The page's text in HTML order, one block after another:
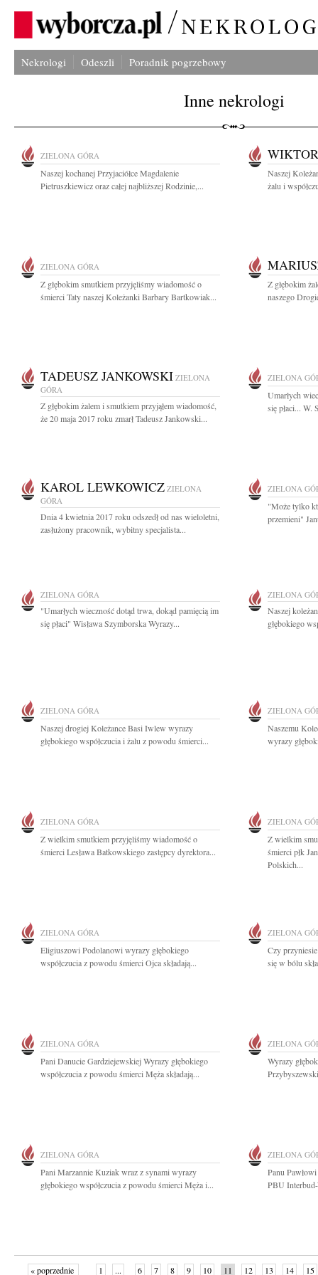
Nekrologi Odeszli Poradnik pogrzebowy
Inne nekrologi
ZIELONA GÓRA
Naszej kochanej Przyjaciółce Magdalenie
Pietruszkiewicz oraz całej najbliższej Rodzinie,...
Naszej
żalu i
ZIELONA GÓRA
Z głębokim smutkiem przyjęliśmy wiadomość o
śmierci Taty naszej Koleżanki Barbary Bartkowiak...
Z głębokim
naszego
TADEUSZ JANKOWSKI ZIELONA
GÓRA
Z głębokim żalem i smutkiem przyjąłem wiadomość,
że 20 maja 2017 roku zmarł Tadeusz Jankowski...
ZIELONA
Umarłych
się płaci... W.
KAROL LEWKOWICZ ZIELONA
GÓRA
Dnia 4 kwietnia 2017 roku odszedł od nas wieloletni,
zasłużony pracownik, wybitny specjalista...
ZIELONA
"Może tylko
przemieni"
ZIELONA GÓRA
"Umarłych wieczność dotąd trwa, dokąd pamięcią im
się płaci" Wisława Szymborska Wyrazy...
ZIELONA
Naszej
głębokiego
ZIELONA GÓRA
Naszej drogiej Koleżance Basi Iwlew wyrazy
głębokiego współczucia i żalu z powodu śmierci...
ZIELONA
Naszemu
wyrazy
ZIELONA GÓRA
Z wielkim smutkiem przyjęliśmy wiadomość o
śmierci Lesława Batkowskiego zastępcy dyrektora...
ZIELONA
Z wielkim
śmierci płk
Polskich...
ZIELONA GÓRA
Eligiuszowi Podolanowi wyrazy głębokiego
współczucia z powodu śmierci Ojca składają...
ZIELONA
Czy
się w bólu
ZIELONA GÓRA
Pani Danucie Gardziejewskiej Wyrazy głębokiego
współczucia z powodu śmierci Męża składają...
ZIELONA
Wyrazy
ZIELONA GÓRA
Pani Marzannie Kuziak wraz z synami wyrazy
głębokiego współczucia z powodu śmierci Męża i...
ZIELONA
Panu
PBU
« poprzednie 1 ... 6 7 8 9 10 11 12 13 14 15